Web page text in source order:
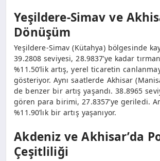
Yeşildere-Simav ve
Dönüşüm
Yeşildere-Simav (Kütahya) bölgesinde
39.2808 seviyesi, 28.9837’ye kadar
%11.50’lik artış, yerel ticaretin
gösteriyor. Aynı saatlerde Akhisar
de benzer bir artış yaşandı. 38.8965
gören para birimi, 27.8357’ye geriledi.
%11.90’lık bir artış yaşanıyor.
Akdeniz ve Akhisar’da
Çeşitliliği